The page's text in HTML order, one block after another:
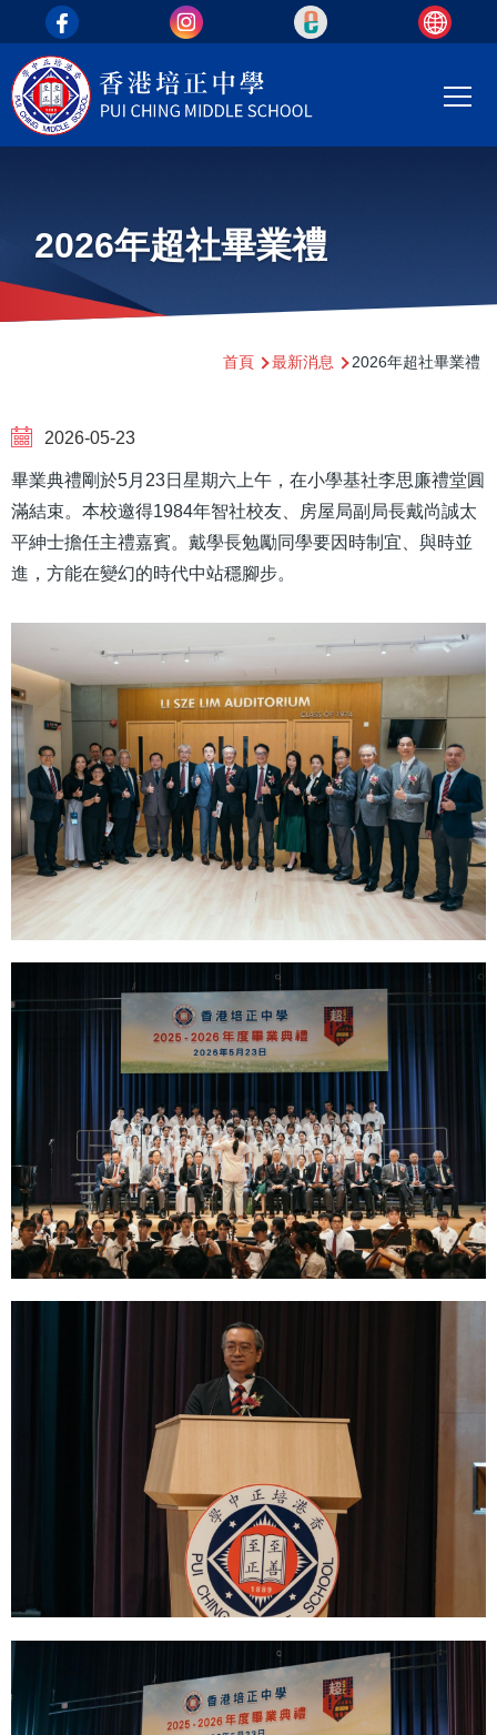
移至主內容
top_area
2026年超社畢業禮
連
首頁 最新消息 2026年超社畢業禮
2026-05-23
畢業典禮剛於5月23日星期六上午，在小學基社李思廉禮堂圓
滿結束。本校邀得1984年智社校友、房屋局副局長戴尚誠太
平紳士擔任主禮嘉賓。戴學長勉勵同學要因時制宜、與時並
進，方能在變幻的時代中站穩腳步。